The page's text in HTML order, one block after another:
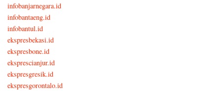
infobanjarnegara.id
infobantaeng.id
infobantul.id
ekspresbekasi.id
ekspresbone.id
eksprescianjur.id
ekspresgresik.id
ekspresgorontalo.id